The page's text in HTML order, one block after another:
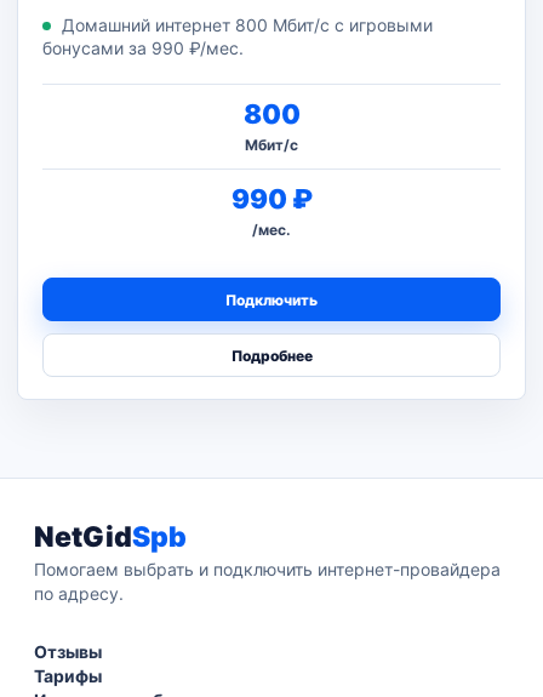
Домашний интернет 800 Мбит/с с игровыми
бонусами за 990 ₽/мес.
800
Мбит/с
990 ₽
/мес.
Подключить
Подробнее
NetGidSpb
Помогаем выбрать и подключить интернет-провайдера
по адресу.
Отзывы
Тарифы